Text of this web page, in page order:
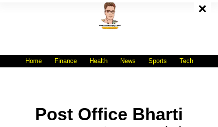
Home Finance Health News Sports Tech
Post Office Bharti